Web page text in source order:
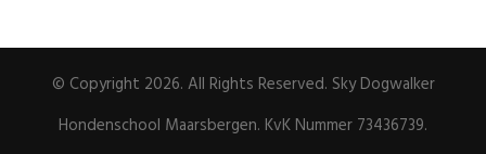
© Copyright 2026. All Rights Reserved. Sky Dogwalker
Hondenschool Maarsbergen. KvK Nummer 73436739.